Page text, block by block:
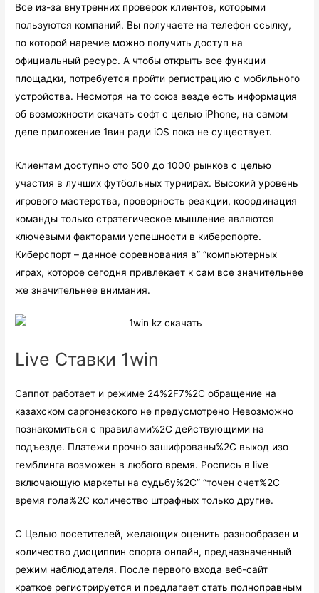
Все из-за внутренних проверок клиентов, которыми
пользуются компаний. Вы получаете на телефон ссылку,
по которой наречие можно получить доступ на
официальный ресурс. А чтобы открыть все функции
площадки, потребуется пройти регистрацию с мобильного
устройства. Несмотря на то союз везде есть информация
об возможности скачать софт с целью iPhone, на самом
деле приложение 1вин ради iOS пока не существует.
Клиентам доступно ото 500 до 1000 рынков с целью
участия в лучших футбольных турнирах. Высокий уровень
игрового мастерства, проворность реакции, координация
команды только стратегическое мышление являются
ключевыми факторами успешности в киберспорте.
Киберспорт – данное соревнования в” “компьютерных
играх, которое сегодня привлекает к сам все значительнее
же значительнее внимания.
Live Ставки 1win
Саппот работает и режиме 24%2F7%2C обращение на
казахском саргонезского не предусмотрено Невозможно
познакомиться с правилами%2C действующими на
подъезде. Платежи прочно зашифрованы%2C выход изо
гемблинга возможен в любого время. Роспись в live
включающую маркеты на судьбу%2C” “точен счет%2C
время гола%2C количество штрафных только другие.
С Целью посетителей, желающих оценить разнообразен и
количество дисциплин спорта онлайн, предназначенный
режим наблюдателя. После первого входа веб-сайт
краткое регистрируется и предлагает стать полноправным